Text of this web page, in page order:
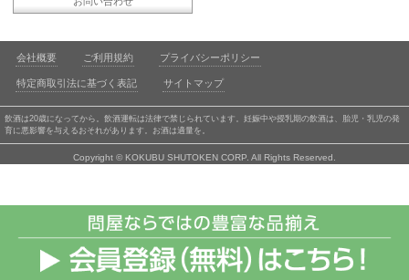
会社概要 ご利用規約 プライバシーポリシー
特定商取引法に基づく表記 サイトマップ
飲酒は20歳になってから。飲酒運転は法律で禁じられています。妊娠中や授乳期の飲酒は、胎児・乳児の発
育に悪影響を与えるおそれがあります。お酒は適量を。
Copyright © KOKUBU SHUTOKEN CORP. All Rights Reserved.